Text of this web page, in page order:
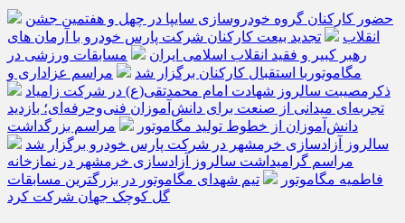
حضور کارکنان گروه خودروسازی سایپا در چهل و هفتمین جشن
انقلاب
تجدید بیعت کارکنان شرکت پارس خودرو با آرمان های
رهبر کبیر و فقید انقلاب اسلامی ایران
مسابقات ورزشی در
مگاموتوربا استقبال کارکنان برگزار شد
مراسم عزاداری و
ذکرمصیبت سالروز شهادت امام محمدتقی(ع) در شرکت زامیاد
تجربه‌ای میدانی از صنعت برای دانش‌آموزان فنی‌وحرفه‌ای؛ بازدید
دانش‌آموزان از خطوط تولید مگاموتور
مراسم بزرگداشت
سالروز آزادسازی خرمشهر در شرکت پارس خودرو برگزار شد
مراسم گرامیداشت سالروز آزادسازی خرمشهر در نمازخانه
فاطمیه مگاموتور
تیم شهدای مگاموتور در بزرگترین مسابقات
گل کوچک جهان شرکت کرد